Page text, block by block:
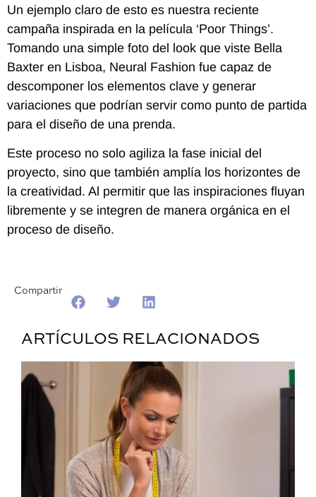
Un ejemplo claro de esto es nuestra reciente
campaña inspirada en la película ‘Poor Things’.
Tomando una simple foto del look que viste Bella
Baxter en Lisboa, Neural Fashion fue capaz de
descomponer los elementos clave y generar
variaciones que podrían servir como punto de partida
para el diseño de una prenda.
Este proceso no solo agiliza la fase inicial del
proyecto, sino que también amplía los horizontes de
la creatividad. Al permitir que las inspiraciones fluyan
libremente y se integren de manera orgánica en el
proceso de diseño.
Compartir
ARTÍCULOS RELACIONADOS